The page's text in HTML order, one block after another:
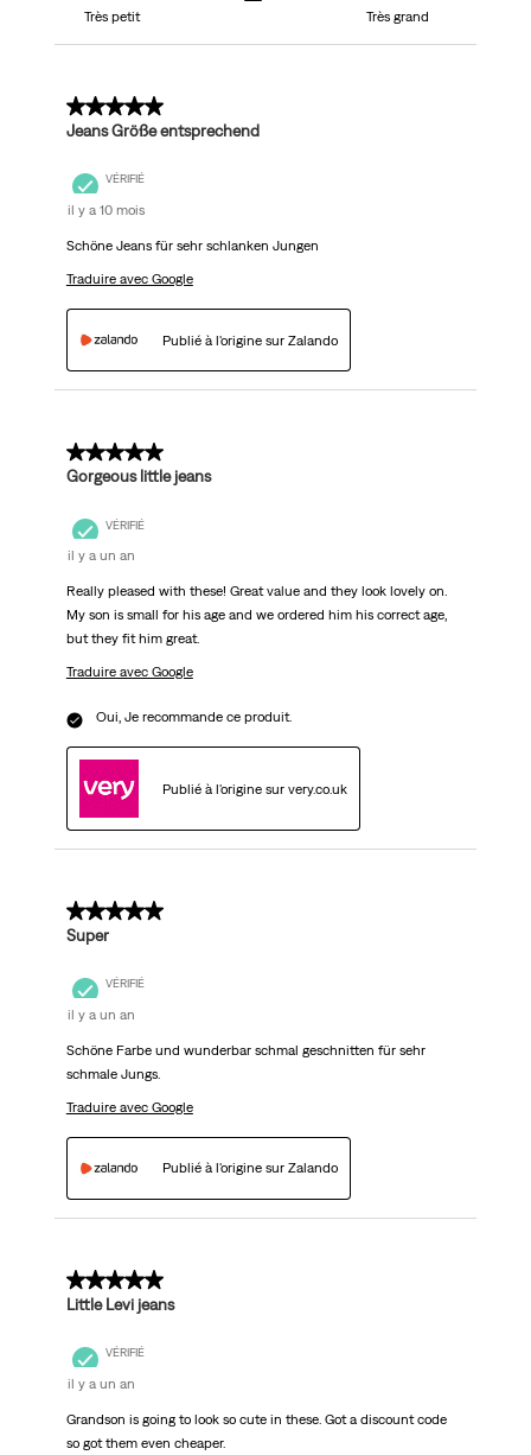
Très petit
Très grand
5 sur 5 étoiles.
Jeans Größe entsprechend
VÉRIFIÉ
il y a 10 mois
Schöne Jeans für sehr schlanken Jungen
Traduire avec Google
Publié à l'origine sur Zalando
5 sur 5 étoiles.
Gorgeous little jeans
VÉRIFIÉ
il y a un an
Really pleased with these! Great value and they look lovely on.
My son is small for his age and we ordered him his correct age,
but they fit him great.
Traduire avec Google
Oui, Je recommande ce produit.
Publié à l'origine sur very.co.uk
5 sur 5 étoiles.
Super
VÉRIFIÉ
il y a un an
Schöne Farbe und wunderbar schmal geschnitten für sehr
schmale Jungs.
Traduire avec Google
Publié à l'origine sur Zalando
5 sur 5 étoiles.
Little Levi jeans
VÉRIFIÉ
il y a un an
Grandson is going to look so cute in these. Got a discount code
so got them even cheaper.